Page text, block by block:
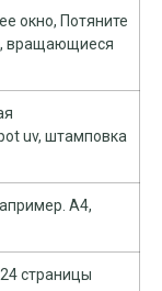
окно, Потяните
вращающиеся
uv, штамповка
A4,
страницы